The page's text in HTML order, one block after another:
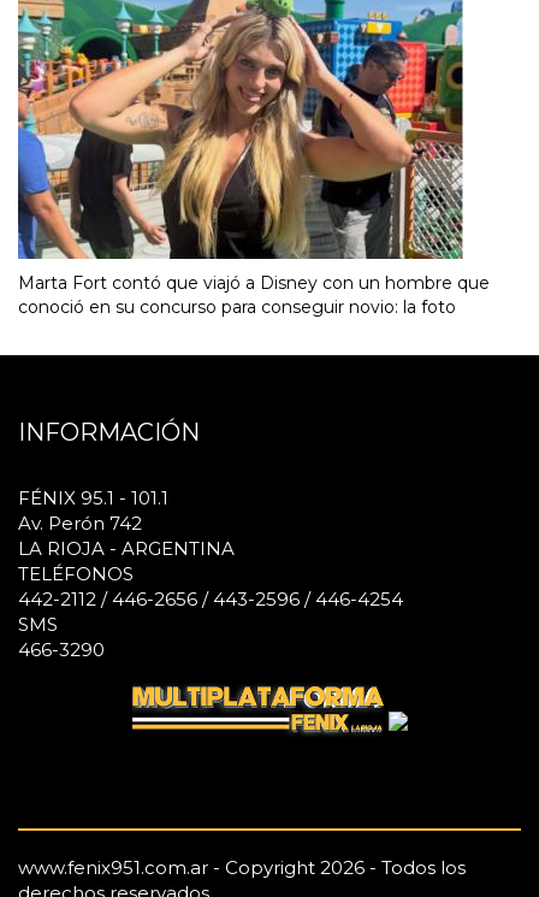
Marta Fort contó que viajó a Disney con un hombre que
conoció en su concurso para conseguir novio: la foto
INFORMACIÓN
FÉNIX 95.1 - 101.1
Av. Perón 742
LA RIOJA - ARGENTINA
TELÉFONOS
442-2112 / 446-2656 / 443-2596 / 446-4254
SMS
466-3290
www.fenix951.com.ar - Copyright 2026 - Todos los